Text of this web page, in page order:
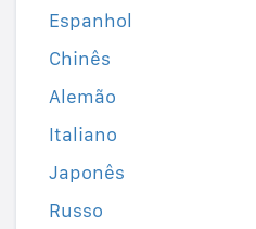
Espanhol
Chinês
Alemão
Italiano
Japonês
Russo